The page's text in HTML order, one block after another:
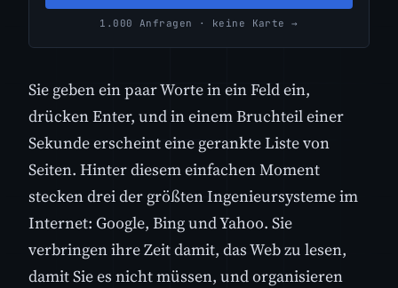
1.000 Anfragen · keine Karte →
Sie geben ein paar Worte in ein Feld ein,
drücken Enter, und in einem Bruchteil einer
Sekunde erscheint eine gerankte Liste von
Seiten. Hinter diesem einfachen Moment
stecken drei der größten Ingenieursysteme im
Internet: Google, Bing und Yahoo. Sie
verbringen ihre Zeit damit, das Web zu lesen,
damit Sie es nicht müssen, und organisieren